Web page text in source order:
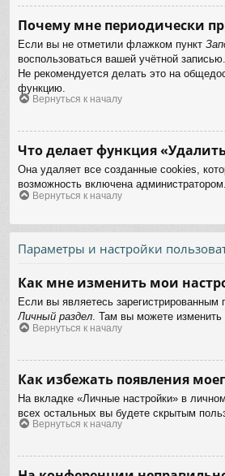
Почему мне периодически
Если вы не отметили флажком пункт
воспользоваться вашей учётной
Не рекомендуется делать это на
функцию.
Вернуться к началу
Что делает функция
Она удаляет все созданные cookies,
возможность включена
Вернуться к началу
Параметры и настройки
Как мне изменить мои
Если вы являетесь
Личный раздел. Там вы можете изменить
Вернуться к началу
Как избежать появления
На вкладке «Личные настройки» в
всех остальных вы будете скрытым
Вернуться к началу